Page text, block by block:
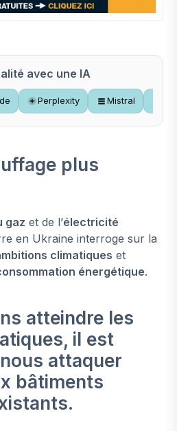
avec une IA
Perplexity Mistral
plus
gaz et de l’électricité
en Ukraine interroge sur la
climatiques et
énergétique.
atteindre les
il est
attaquer
bâtiments